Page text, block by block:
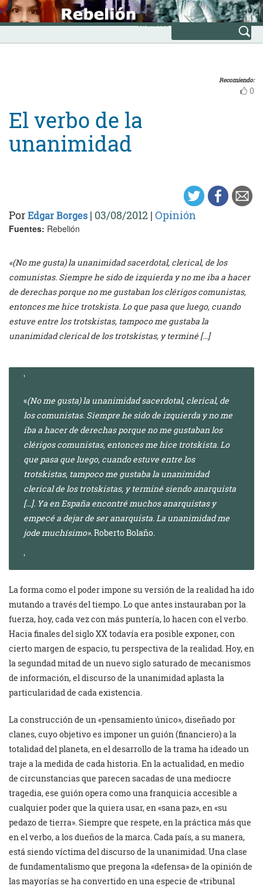
Skip
to
content
INICIO
Avanzada
Recomiendo:
0
El verbo de la
unanimidad
PorEdgar Borges | 03/08/2012 | Opinión
Fuentes: Rebelión
«(No me gusta) la unanimidad sacerdotal, clerical, de los
comunistas. Siempre he sido de izquierda y no me iba a hacer
de derechas porque no me gustaban los clérigos comunistas,
entonces me hice trotskista. Lo que pasa que luego, cuando
estuve entre los trotskistas, tampoco me gustaba la
unanimidad clerical de los trotskistas, y terminé […]
«(No me gusta) la unanimidad sacerdotal, clerical, de
los comunistas. Siempre he sido de izquierda y no me
iba a hacer de derechas porque no me gustaban los
clérigos comunistas, entonces me hice trotskista. Lo
que pasa que luego, cuando estuve entre los
trotskistas, tampoco me gustaba la unanimidad
clerical de los trotskistas, y terminé siendo anarquista
[…]. Ya en España encontré muchos anarquistas y
empecé a dejar de ser anarquista. La unanimidad me
jode muchísimo».Roberto Bolaño.
La forma como el poder impone su versión de la realidad ha ido
mutando a través del tiempo. Lo que antes instauraban por la
fuerza, hoy, cada vez con más puntería, lo hacen con el verbo.
Hacia finales del siglo XX todavía era posible exponer, con
cierto margen de espacio, tu perspectiva de la realidad. Hoy, en
la segundad mitad de un nuevo siglo saturado de mecanismos
de información, el discurso de la unanimidad aplasta la
particularidad de cada existencia.
La construcción de un «pensamiento único», diseñado por
clanes, cuyo objetivo es imponer un guión (financiero) a la
totalidad del planeta, en el desarrollo de la trama ha ideado un
traje a la medida de cada historia. En la actualidad, en medio
de circunstancias que parecen sacadas de una mediocre
tragedia, ese guión opera como una franquicia accesible a
cualquier poder que la quiera usar, en «sana paz», en «su
pedazo de tierra». Siempre que respete, en la práctica más que
en el verbo, a los dueños de la marca. Cada país, a su manera,
está siendo víctima del discurso de la unanimidad. Una clase
de fundamentalismo que pregona la «defensa» de la opinión de
las mayorías se ha convertido en una especie de «tribunal